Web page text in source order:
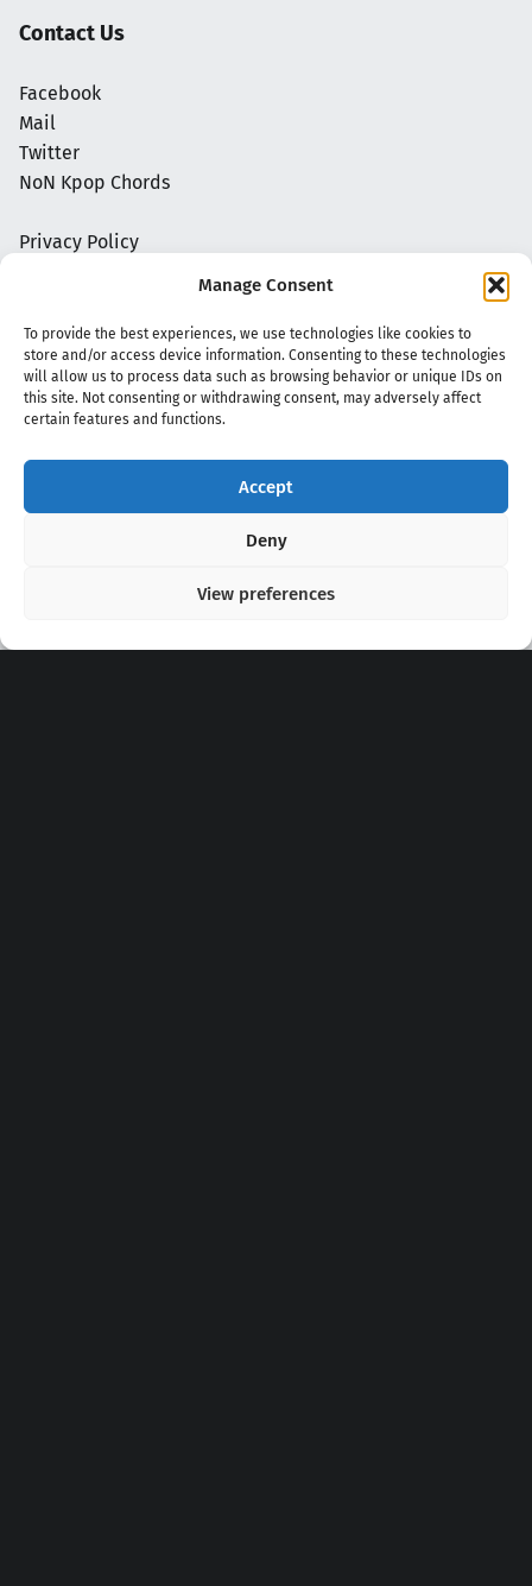
Manage Consent
To provide the best experiences, we use technologies like cookies to
store and/or access device information. Consenting to these technologies
will allow us to process data such as browsing behavior or unique IDs on
this site. Not consenting or withdrawing consent, may adversely affect
certain features and functions.
Accept
Deny
View preferences
Contact Us
Facebook
Mail
Twitter
NoN Kpop Chords
Privacy Policy